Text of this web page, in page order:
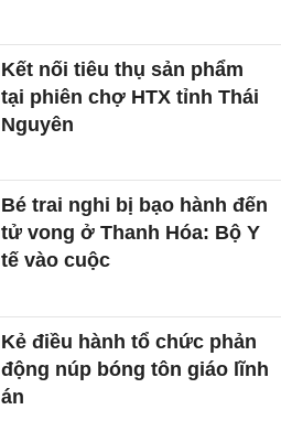
Kết nối tiêu thụ sản phẩm
tại phiên chợ HTX tỉnh Thái
Nguyên
Bé trai nghi bị bạo hành đến
tử vong ở Thanh Hóa: Bộ Y
tế vào cuộc
Kẻ điều hành tổ chức phản
động núp bóng tôn giáo lĩnh
án